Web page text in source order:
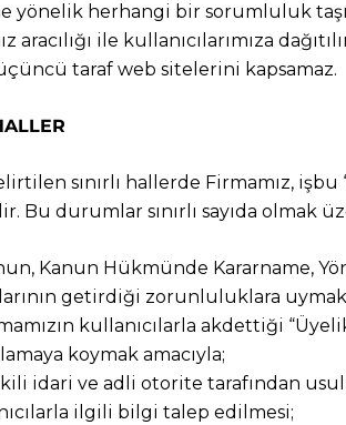
yönelik herhangi bir sorumluluk
aracılığı ile kullanıcılarımıza
taraf web sitelerini kapsamaz.
sınırlı hallerde Firmamız,
Bu durumlar sınırlı sayıda olmak
Kanun Hükmünde Kararname,
getirdiği zorunluluklara
kullanıcılarla akdettiği
koymak amacıyla;
idari ve adli otorite tarafından
ilgili bilgi talep edilmesi;